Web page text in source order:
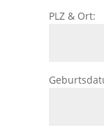
PLZ & Ort: